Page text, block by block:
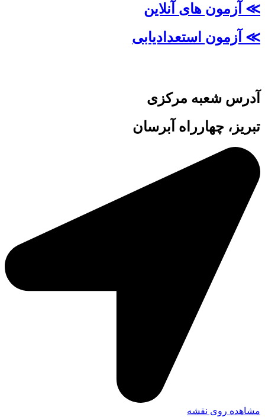
≫ آزمون های آنلاین
≫ آزمون استعدادیابی
آدرس شعبه مرکزی
تبریز، چهارراه آبرسان
مشاهده روی نقشه